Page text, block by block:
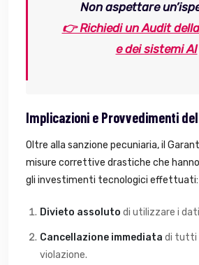
Non aspettare
👉 Richiedi un Audit
e dei sistemi AI
Implicazioni e Provvedimenti
Oltre alla sanzione pecuniaria, il
misure correttive drastiche che
gli investimenti tecnologici effettuati:
Divieto assoluto di utilizzare i
Cancellazione immediata di tutti
violazione.